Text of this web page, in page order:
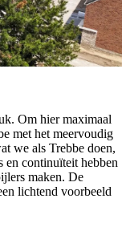
Om hier maximaal
met het meervoudig
we als Trebbe doen,
en continuïteit hebben
maken. De
lichtend voorbeeld